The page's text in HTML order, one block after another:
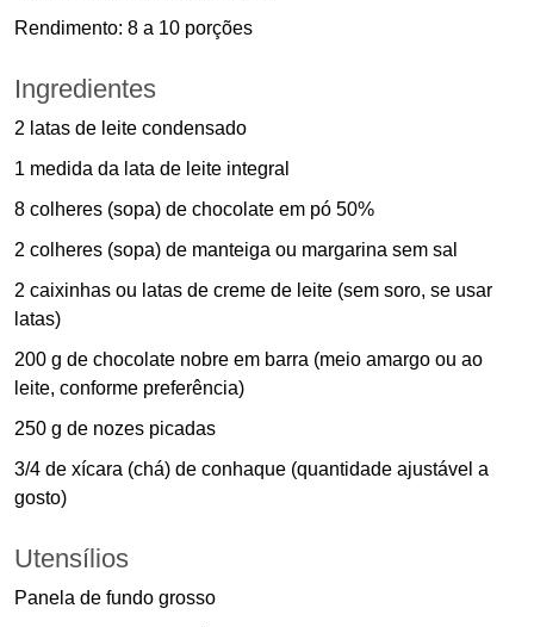
Rendimento: 8 a 10 porções
Ingredientes
2 latas de leite condensado
1 medida da lata de leite integral
8 colheres (sopa) de chocolate em pó 50%
2 colheres (sopa) de manteiga ou margarina sem sal
2 caixinhas ou latas de creme de leite (sem soro, se usar
latas)
200 g de chocolate nobre em barra (meio amargo ou ao
leite, conforme preferência)
250 g de nozes picadas
3/4 de xícara (chá) de conhaque (quantidade ajustável a
gosto)
Utensílios
Panela de fundo grosso